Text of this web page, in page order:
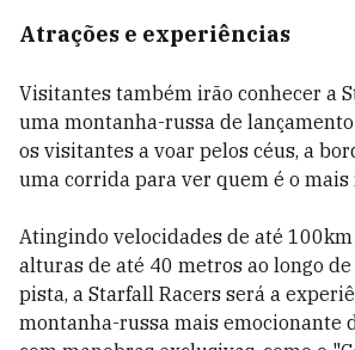
Atrações e experiências
Visitantes também irão conhecer a
uma montanha-russa de
os visitantes a voar pelos céus, a
uma corrida para ver quem é o mais
Atingindo velocidades de até
alturas de até 40 metros ao longo
pista, a Starfall Racers será a
montanha-russa mais emocionante